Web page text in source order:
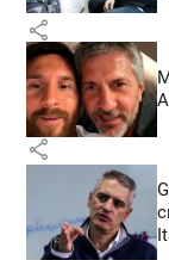
share
share